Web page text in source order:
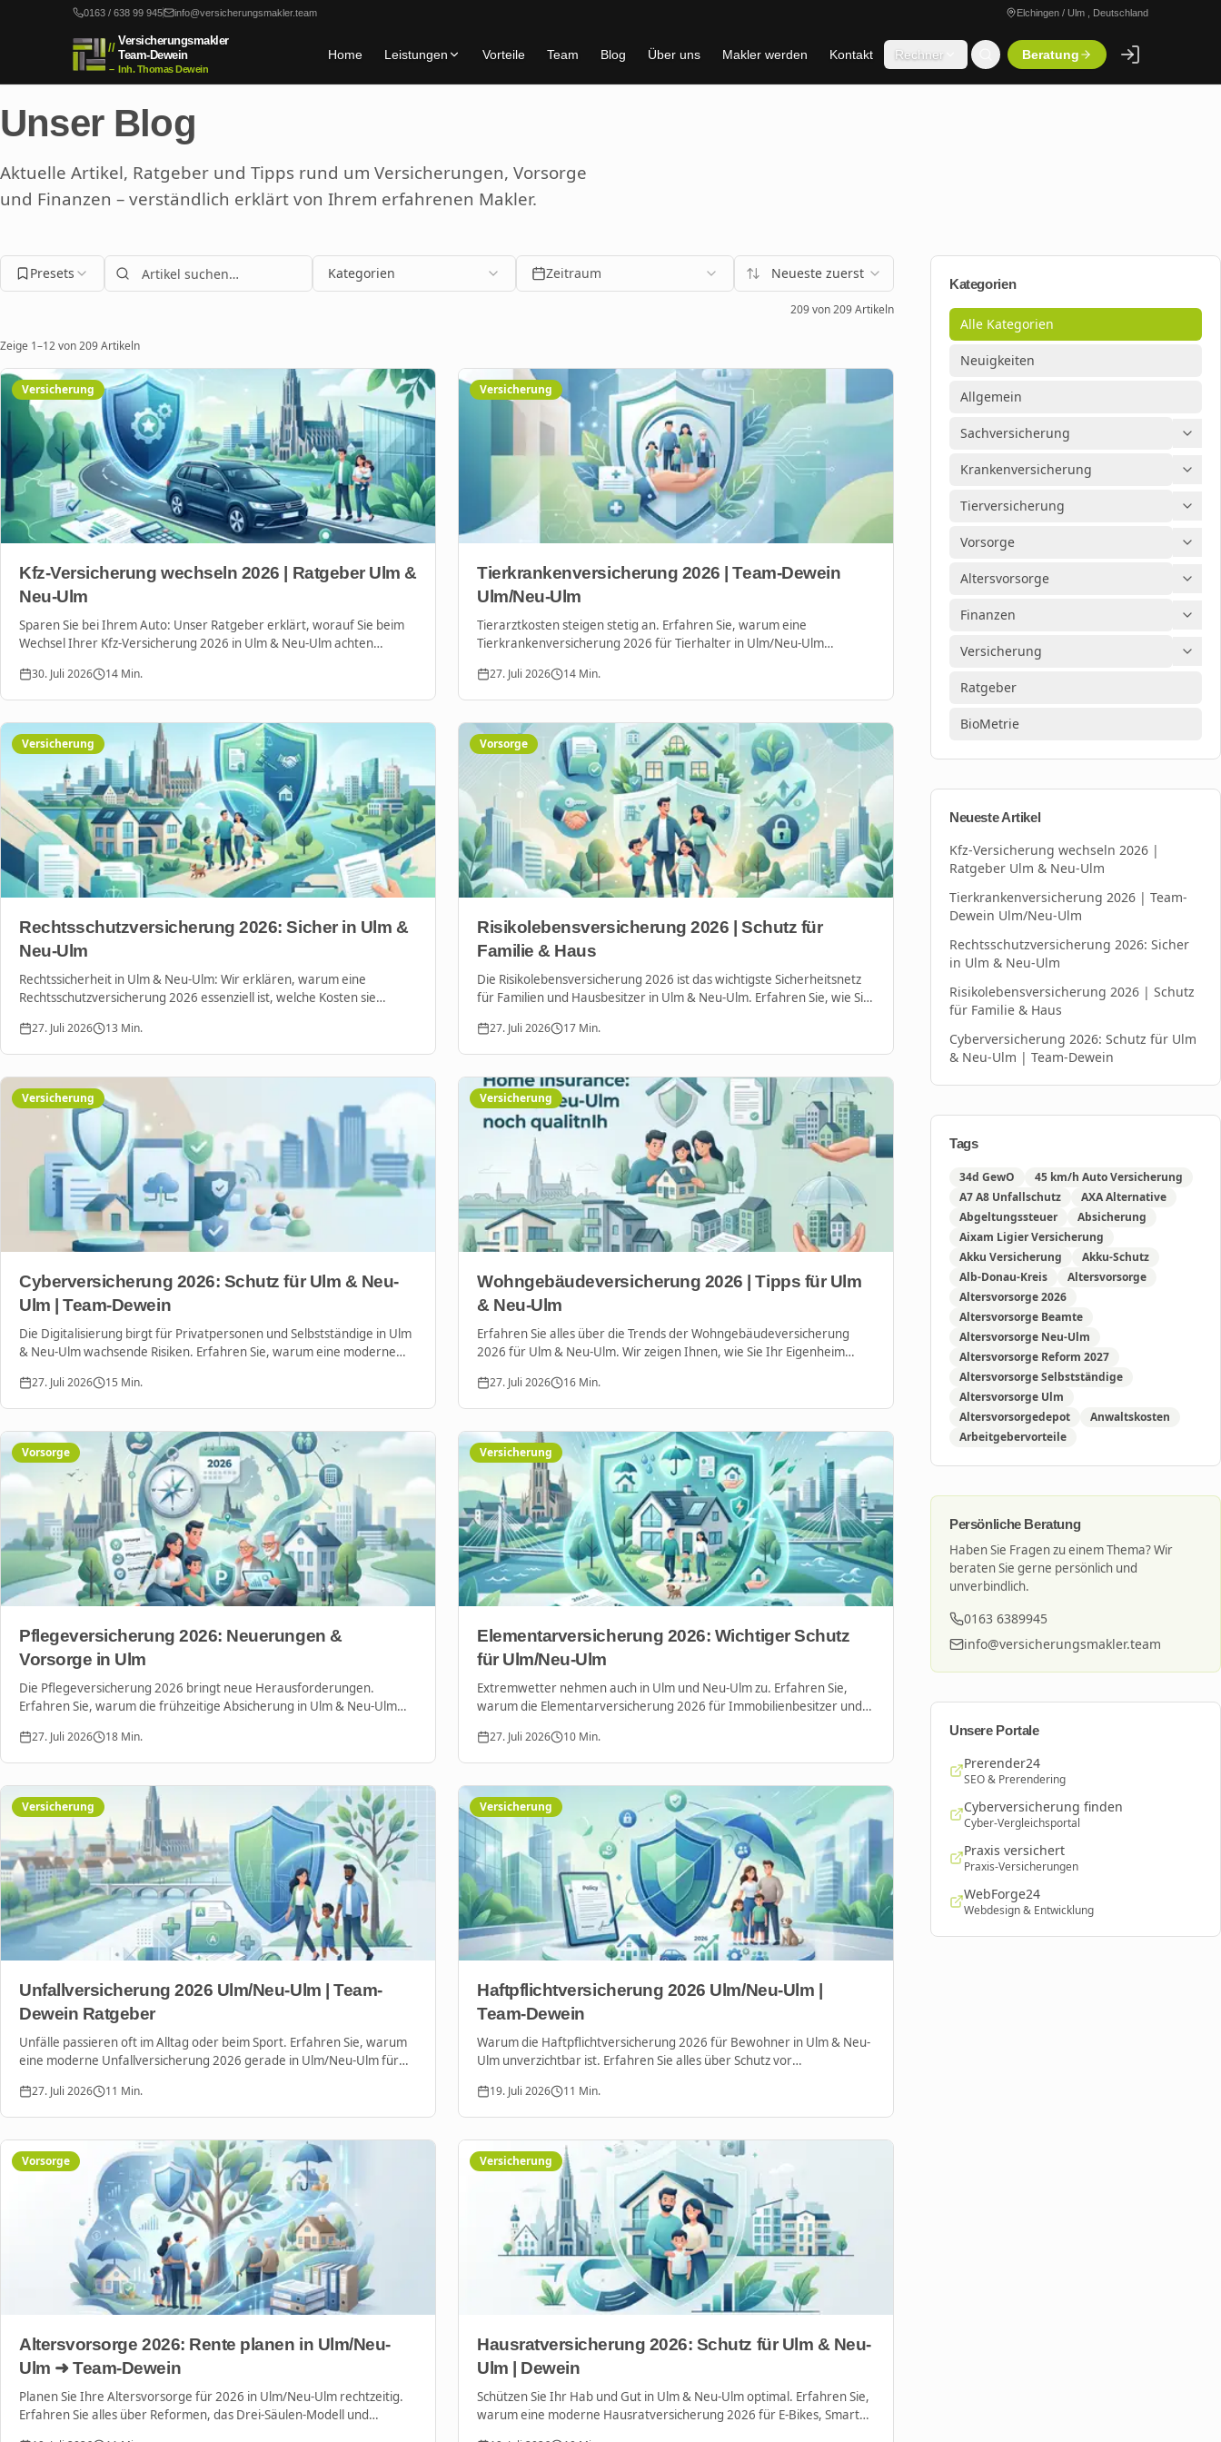
Zum Hauptinhalt springen
0163 / 638 99 945 info@versicherungsmakler.team Elchingen / Ulm , Deutschland
//
Versicherungsmakler
Team-Dewein
– Inh. Thomas Dewein
Home Leistungen Vorteile Team Blog Über uns Makler werden Kontakt Rechner Beratung
Unser Blog
Aktuelle Artikel, Ratgeber und Tipps rund um Versicherungen, Vorsorge
und Finanzen – verständlich erklärt von Ihrem erfahrenen Makler.
Presets Kategorien Zeitraum Neueste zuerst
209von209Artikeln
Zeige 1–12von209Artikeln
Versicherung
Kfz-Versicherung wechseln 2026 | Ratgeber Ulm &
Neu-Ulm
Sparen Sie bei Ihrem Auto: Unser Ratgeber erklärt, worauf Sie beim
Wechsel Ihrer Kfz-Versicherung 2026 in Ulm & Neu-Ulm achten
30. Juli 2026 14 Min.
Versicherung
Tierkrankenversicherung 2026 | Team-Dewein
Ulm/Neu-Ulm
Tierarztkosten steigen stetig an. Erfahren Sie, warum eine
Tierkrankenversicherung 2026 für Tierhalter in Ulm/Neu-Ulm
27. Juli 2026 14 Min.
Versicherung
Rechtsschutzversicherung 2026: Sicher in Ulm &
Neu-Ulm
Rechtssicherheit in Ulm & Neu-Ulm: Wir erklären, warum eine
Rechtsschutzversicherung 2026 essenziell ist, welche Kosten sie
27. Juli 2026 13 Min.
Vorsorge
Risikolebensversicherung 2026 | Schutz für
Familie & Haus
Die Risikolebensversicherung 2026 ist das wichtigste Sicherheitsnetz
für Familien und Hausbesitzer in Ulm & Neu-Ulm. Erfahren Sie, wie Sie
27. Juli 2026 17 Min.
Versicherung
Cyberversicherung 2026: Schutz für Ulm & Neu-
Ulm | Team-Dewein
Die Digitalisierung birgt für Privatpersonen und Selbstständige in Ulm
& Neu-Ulm wachsende Risiken. Erfahren Sie, warum eine moderne
27. Juli 2026 15 Min.
Versicherung
Wohngebäudeversicherung 2026 | Tipps für Ulm
& Neu-Ulm
Erfahren Sie alles über die Trends der Wohngebäudeversicherung
2026 für Ulm & Neu-Ulm. Wir zeigen Ihnen, wie Sie Ihr Eigenheim
27. Juli 2026 16 Min.
Vorsorge
Pflegeversicherung 2026: Neuerungen &
Vorsorge in Ulm
Die Pflegeversicherung 2026 bringt neue Herausforderungen.
Erfahren Sie, warum die frühzeitige Absicherung in Ulm & Neu-Ulm
27. Juli 2026 18 Min.
Versicherung
Elementarversicherung 2026: Wichtiger Schutz
für Ulm/Neu-Ulm
Extremwetter nehmen auch in Ulm und Neu-Ulm zu. Erfahren Sie,
warum die Elementarversicherung 2026 für Immobilienbesitzer und
abzusichern.
27. Juli 2026 10 Min.
Versicherung
Unfallversicherung 2026 Ulm/Neu-Ulm | Team-
Dewein Ratgeber
Unfälle passieren oft im Alltag oder beim Sport. Erfahren Sie, warum
eine moderne Unfallversicherung 2026 gerade in Ulm/Neu-Ulm für
Tarife finden.
27. Juli 2026 11 Min.
Versicherung
Haftpflichtversicherung 2026 Ulm/Neu-Ulm |
Team-Dewein
Warum die Haftpflichtversicherung 2026 für Bewohner in Ulm & Neu-
Ulm unverzichtbar ist. Erfahren Sie alles über Schutz vor
19. Juli 2026 11 Min.
Vorsorge
Altersvorsorge 2026: Rente planen in Ulm/Neu-
Ulm ➜ Team-Dewein
Planen Sie Ihre Altersvorsorge für 2026 in Ulm/Neu-Ulm rechtzeitig.
Erfahren Sie alles über Reformen, das Drei-Säulen-Modell und
Versicherung
Hausratversicherung 2026: Schutz für Ulm & Neu-
Ulm | Dewein
Schützen Sie Ihr Hab und Gut in Ulm & Neu-Ulm optimal. Erfahren Sie,
warum eine moderne Hausratversicherung 2026 für E-Bikes, Smart
Kategorien
Alle Kategorien
Neuigkeiten
Allgemein
Sachversicherung
Krankenversicherung
Tierversicherung
Vorsorge
Altersvorsorge
Finanzen
Versicherung
Ratgeber
BioMetrie
Neueste Artikel
Kfz-Versicherung wechseln 2026 |
Ratgeber Ulm & Neu-Ulm
Tierkrankenversicherung 2026 | Team-
Dewein Ulm/Neu-Ulm
Rechtsschutzversicherung 2026: Sicher
in Ulm & Neu-Ulm
Risikolebensversicherung 2026 | Schutz
für Familie & Haus
Cyberversicherung 2026: Schutz für Ulm
& Neu-Ulm | Team-Dewein
Tags
34d GewO
45 km/h Auto Versicherung
A7 A8 Unfallschutz
AXA Alternative
Abgeltungssteuer
Absicherung
Aixam Ligier Versicherung
Akku Versicherung
Akku-Schutz
Alb-Donau-Kreis
Altersvorsorge
Altersvorsorge 2026
Altersvorsorge Beamte
Altersvorsorge Neu-Ulm
Altersvorsorge Reform 2027
Altersvorsorge Selbstständige
Altersvorsorge Ulm
Altersvorsorgedepot
Anwaltskosten
Arbeitgebervorteile
Persönliche Beratung
Haben Sie Fragen zu einem Thema? Wir
beraten Sie gerne persönlich und
unverbindlich.
0163 6389945
info@versicherungsmakler.team
Unsere Portale
Prerender24
SEO & Prerendering
Cyberversicherung finden
Cyber-Vergleichsportal
Praxis versichert
Praxis-Versicherungen
WebForge24
Webdesign & Entwicklung